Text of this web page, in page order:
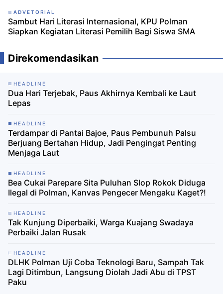
ADVETORIAL
Sambut Hari Literasi Internasional, KPU Polman
Siapkan Kegiatan Literasi Pemilih Bagi Siswa SMA
Direkomendasikan
HEADLINE
Dua Hari Terjebak, Paus Akhirnya Kembali ke Laut
Lepas
HEADLINE
Terdampar di Pantai Bajoe, Paus Pembunuh Palsu
Berjuang Bertahan Hidup, Jadi Pengingat Penting
Menjaga Laut
HEADLINE
Bea Cukai Parepare Sita Puluhan Slop Rokok Diduga
Ilegal di Polman, Kanvas Pengecer Mengaku Kaget?!
HEADLINE
Tak Kunjung Diperbaiki, Warga Kuajang Swadaya
Perbaiki Jalan Rusak
HEADLINE
DLHK Polman Uji Coba Teknologi Baru, Sampah Tak
Lagi Ditimbun, Langsung Diolah Jadi Abu di TPST
Paku